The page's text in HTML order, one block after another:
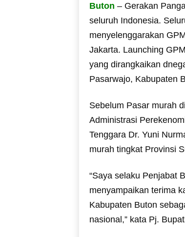
Buton – Gerakan
seluruh Indonesia.
menyelenggarakan
Jakarta. Launching
yang dirangkaikan
Pasarwajo, Kabupaten
Sebelum Pasar murah
Administrasi
Tenggara Dr. Yuni
murah tingkat Provinsi
“Saya selaku Penjabat
menyampaikan terima
Kabupaten Buton
nasional,” kata Pj.